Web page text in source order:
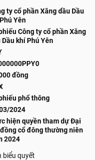
ty cổ phần Xăng dầu Dầu
Yên
Công ty cổ phần Xăng
Dầu khí Phú Yên
đồng
phổ thông
2024
hiện quyền tham dự Đại
cổ đông thường niên
2024
biểu quyết